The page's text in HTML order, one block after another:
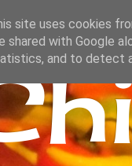
site uses cookies
shared with Google
and to detect